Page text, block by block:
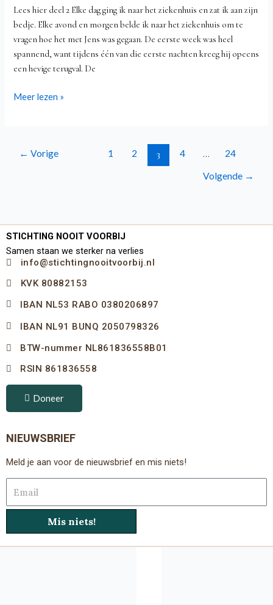
Lees hier deel 2 Elke dag ging ik naar het ziekenhuis en zat ik aan zijn
bedje. Elke avond en morgen belde ik naar het ziekenhuis om te
vragen hoe het met Jens was gegaan. De eerste week was heel
spannend, want tijdens één van die eerste nachten kreeg hij opeens
een hevige terugval. De
komen
te
overlijden
Meer lezen »
← Vorige 1 2 3 4 … 24
Volgende →
STICHTING NOOIT VOORBIJ
Samen staan we sterker na verlies
info@stichtingnooitvoorbij.nl
KVK 80882153
IBAN NL53 RABO 0380206897
IBAN NL91 BUNQ 2050798326
BTW-nummer NL861836558B01
RSIN 861836558
Doneer
NIEUWSBRIEF
Meld je aan voor de nieuwsbrief en mis niets!
Mis niets!